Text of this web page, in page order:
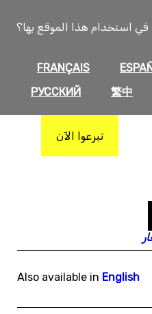
في استخدام هذا الموقع بها؟
FRANÇAIS
繁中
РУССКИЙ
تبرعوا الآن
Also available in English